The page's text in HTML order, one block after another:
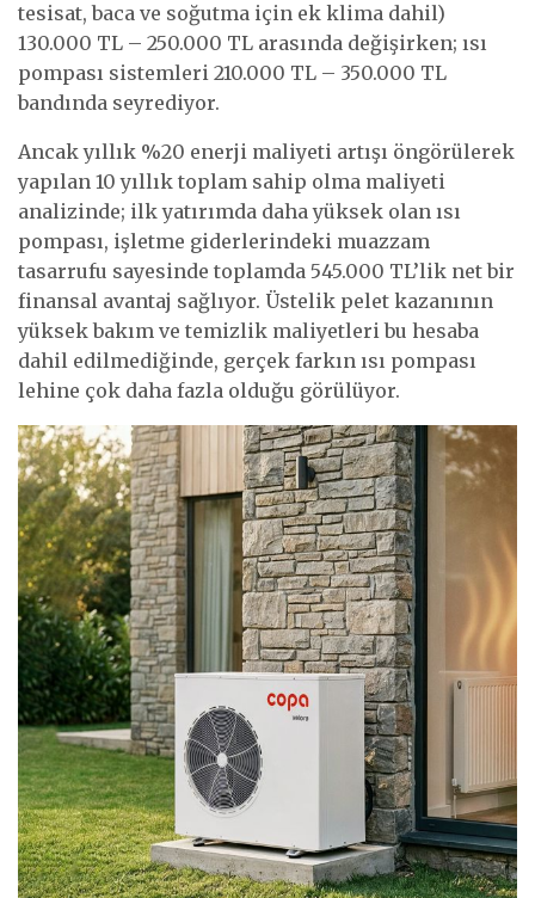
tesisat, baca ve soğutma için ek klima dahil)
130.000 TL – 250.000 TL arasında değişirken; ısı
pompası sistemleri 210.000 TL – 350.000 TL
bandında seyrediyor.
Ancak yıllık %20 enerji maliyeti artışı öngörülerek
yapılan 10 yıllık toplam sahip olma maliyeti
analizinde; ilk yatırımda daha yüksek olan ısı
pompası, işletme giderlerindeki muazzam
tasarrufu sayesinde toplamda 545.000 TL’lik net bir
finansal avantaj sağlıyor. Üstelik pelet kazanının
yüksek bakım ve temizlik maliyetleri bu hesaba
dahil edilmediğinde, gerçek farkın ısı pompası
lehine çok daha fazla olduğu görülüyor.